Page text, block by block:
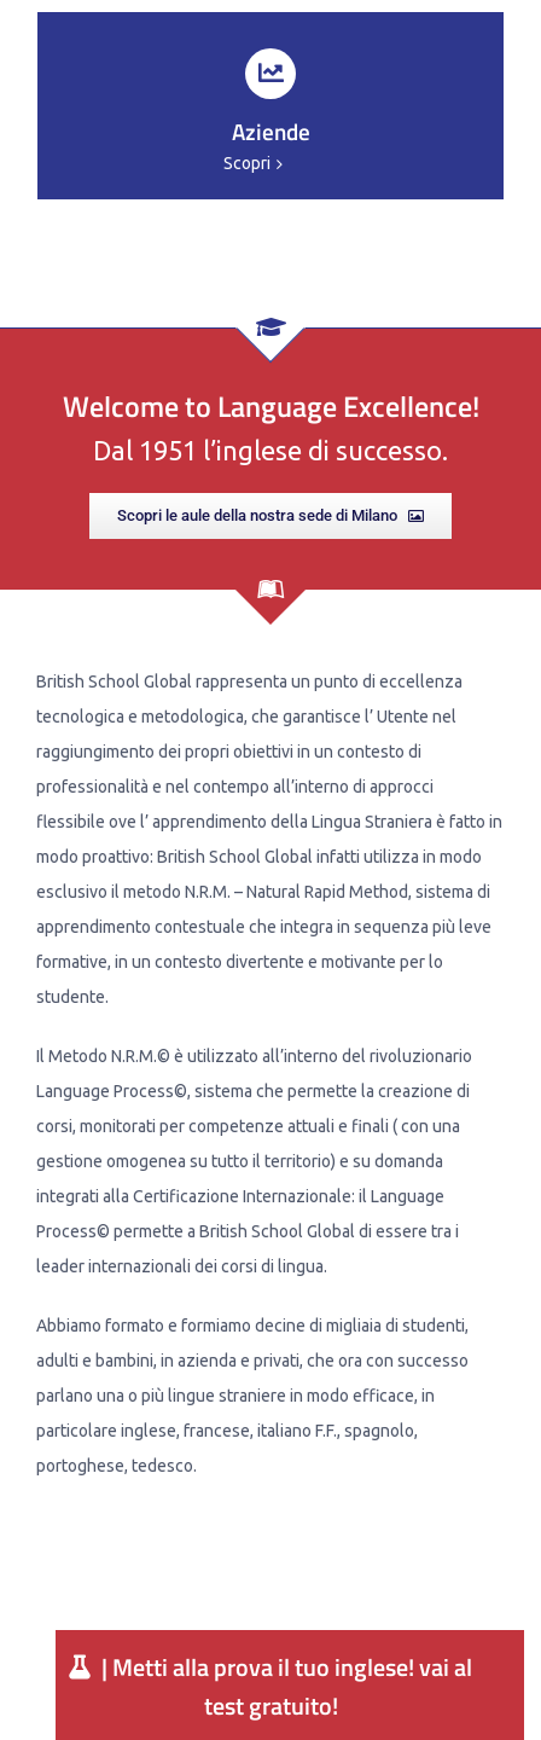
Aziende
Scopri
Welcome to Language Excellence!
Dal 1951 l’inglese di successo.
Scopri le aule della nostra sede di Milano
British School Global rappresenta un punto di eccellenza
tecnologica e metodologica, che garantisce l’ Utente nel
raggiungimento dei propri obiettivi in un contesto di
professionalità e nel contempo all’interno di approcci
flessibile ove l’ apprendimento della Lingua Straniera è fatto in
modo proattivo: British School Global infatti utilizza in modo
esclusivo il metodo N.R.M. – Natural Rapid Method, sistema di
apprendimento contestuale che integra in sequenza più leve
formative, in un contesto divertente e motivante per lo
studente.
Il Metodo N.R.M.© è utilizzato all’interno del rivoluzionario
Language Process©, sistema che permette la creazione di
corsi, monitorati per competenze attuali e finali ( con una
gestione omogenea su tutto il territorio) e su domanda
integrati alla Certificazione Internazionale: il Language
Process© permette a British School Global di essere tra i
leader internazionali dei corsi di lingua.
Abbiamo formato e formiamo decine di migliaia di studenti,
adulti e bambini, in azienda e privati, che ora con successo
parlano una o più lingue straniere in modo efficace, in
particolare inglese, francese, italiano F.F., spagnolo,
portoghese, tedesco.
| Metti alla prova il tuo inglese! vai al
test gratuito!